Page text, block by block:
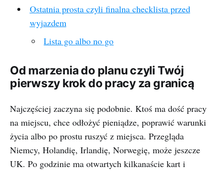
Ostatnia prosta czyli finalna checklista przed
wyjazdem
Lista go albo no go
Od marzenia do planu czyli Twój
pierwszy krok do pracy za granicą
Najczęściej zaczyna się podobnie. Ktoś ma dość pracy
na miejscu, chce odłożyć pieniądze, poprawić warunki
życia albo po prostu ruszyć z miejsca. Przegląda
Niemcy, Holandię, Irlandię, Norwegię, może jeszcze
UK. Po godzinie ma otwartych kilkanaście kart i